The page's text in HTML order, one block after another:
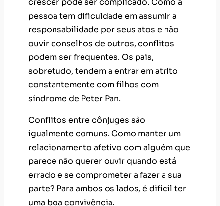
sobretudo, tendem a entrar em atrito
constantemente com filhos com
síndrome de Peter Pan.
Conflitos entre cônjuges são
igualmente comuns. Como manter um
relacionamento afetivo com alguém que
parece não querer ouvir quando está
parte? Para ambos os lados, é difícil ter
uma boa convivência.
Ainda assim, existem algumas atitudes
que você pode adotar, paralelas ao
tratamento, para ajudar alguém com
aversão às responsabilidades da vida